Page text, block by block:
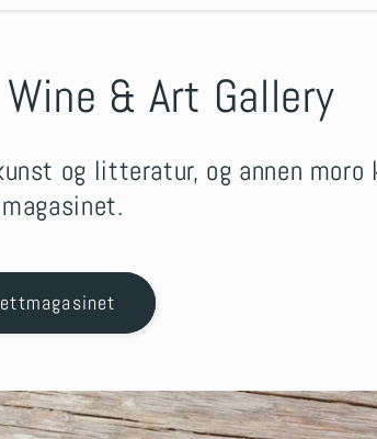
& Art Gallery
og litteratur, og annen moro